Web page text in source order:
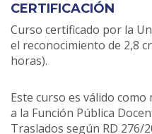
CERTIFICACIÓN
Curso certificado por la
el reconocimiento de 2,8
horas).
Este curso es válido
a la Función Pública
Traslados según RD 276/